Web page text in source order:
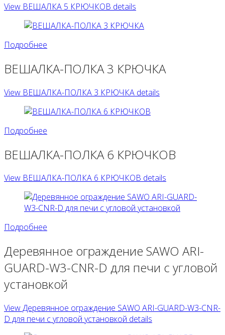
View ВЕШАЛКА 5 КРЮЧКОВ details
Подробнее
ВЕШАЛКА-ПОЛКА 3 КРЮЧКА
View ВЕШАЛКА-ПОЛКА 3 КРЮЧКА details
Подробнее
ВЕШАЛКА-ПОЛКА 6 КРЮЧКОВ
View ВЕШАЛКА-ПОЛКА 6 КРЮЧКОВ details
Подробнее
Деревянное ограждение SAWO ARI-
GUARD-W3-CNR-D для печи с угловой
установкой
View Деревянное ограждение SAWO ARI-GUARD-W3-CNR-
D для печи с угловой установкой details